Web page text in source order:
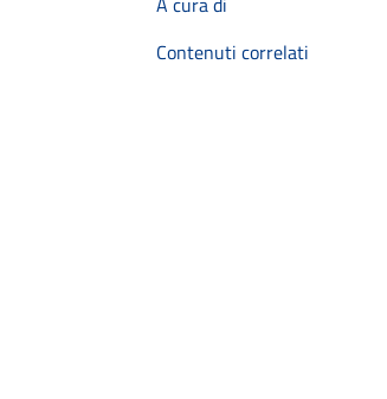
Contenuti correlati